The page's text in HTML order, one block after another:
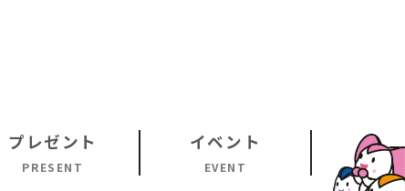
プレゼント
PRESENT
イベント
EVENT